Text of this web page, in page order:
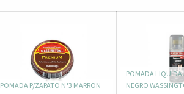
POMADA P/ZAPATO N°3 MARRON
POMADA
NEGRO